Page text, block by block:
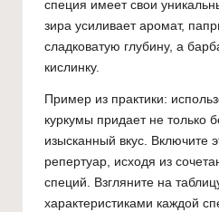
специя имеет свои
зира усиливает аромат,
сладковатую глубину, а
кислинку.
Пример из практики:
куркумы придает не только
изысканный вкус. Включите
репертуар, исходя из
специй. Взгляните на
характеристиками каждой